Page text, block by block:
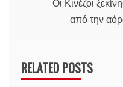
Οι Κινέζοι
από την
RELATED POSTS